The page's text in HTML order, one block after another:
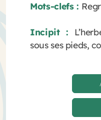
Mots-clefs :
Incipit :
sous ses pieds,